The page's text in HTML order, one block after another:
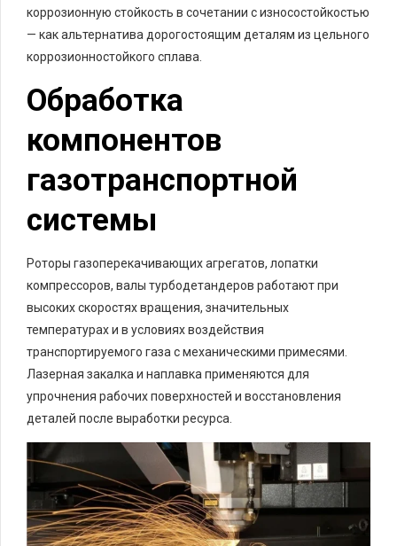
коррозионную стойкость в сочетании с износостойкостью
— как альтернатива дорогостоящим деталям из цельного
коррозионностойкого сплава.
Обработка
компонентов
газотранспортной
системы
Роторы газоперекачивающих агрегатов, лопатки
компрессоров, валы турбодетандеров работают при
высоких скоростях вращения, значительных
температурах и в условиях воздействия
транспортируемого газа с механическими примесями.
Лазерная закалка и наплавка применяются для
упрочнения рабочих поверхностей и восстановления
деталей после выработки ресурса.